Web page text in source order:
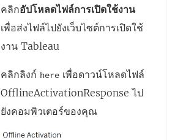
ปิ
ด
ห
น้
คลิกอัปโหลดไฟล์การเปิดใช้งาน
เพื่อส่งไฟล์ไปยังเว็บไซต์การเปิดใช้
งาน Tableau
คลิกลิงก์ here เพื่อดาวน์โหลดไฟล์
OfflineActivationResponse ไป
ยังคอมพิวเตอร์ของคุณ